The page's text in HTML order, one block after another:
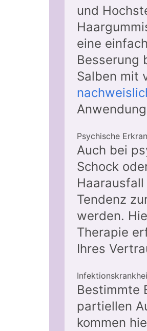
und
eine
Besserung
Salben mit
Psychische
Auch bei
Schock
Tendenz
werden.
Therapie
Ihres
Bestimmte
partiellen
kommen